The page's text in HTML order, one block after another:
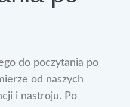
do poczytania po
od naszych
i nastroju. Po